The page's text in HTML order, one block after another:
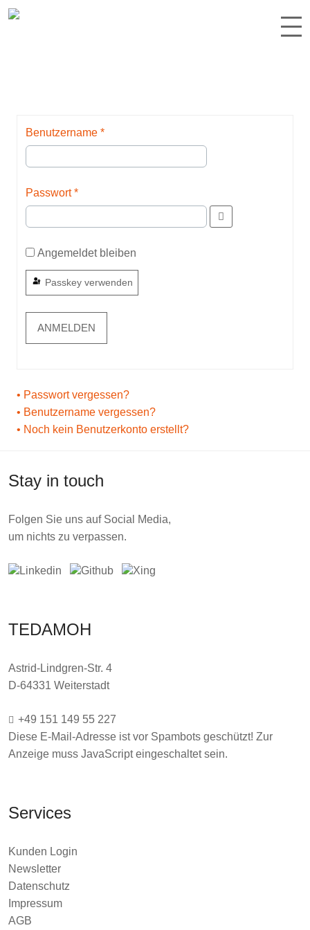
Benutzername *
Passwort*
Angemeldet bleiben
Passkey verwenden
ANMELDEN
Passwort vergessen?
Benutzername vergessen?
Noch kein Benutzerkonto erstellt?
Stay in touch
Folgen Sie uns auf Social Media,
um nichts zu verpassen.
TEDAMOH
Astrid-Lindgren-Str. 4
D-64331 Weiterstadt
+49 151 149 55 227
Diese E-Mail-Adresse ist vor Spambots geschützt! Zur
Anzeige muss JavaScript eingeschaltet sein.
Services
Kunden Login
Newsletter
Datenschutz
Impressum
AGB